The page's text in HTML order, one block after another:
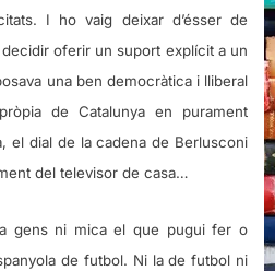
I ho vaig deixar d’ésser de
oferir un suport explícit a un
una ben democràtica i lliberal
de Catalunya en purament
el dial de la cadena de Berlusconi
del televisor de casa…
gens ni mica el que pugui fer o
de futbol. Ni la de futbol ni